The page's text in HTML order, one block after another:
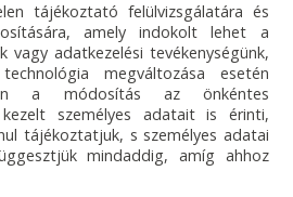
tájékoztató felülvizsgálatára és
amely indokolt lehet a
vagy adatkezelési tevékenységünk,
megváltozása esetén
a módosítás az önkéntes
kezelt személyes adatait is érinti,
tájékoztatjuk, s személyes adatai
mindaddig, amíg ahhoz